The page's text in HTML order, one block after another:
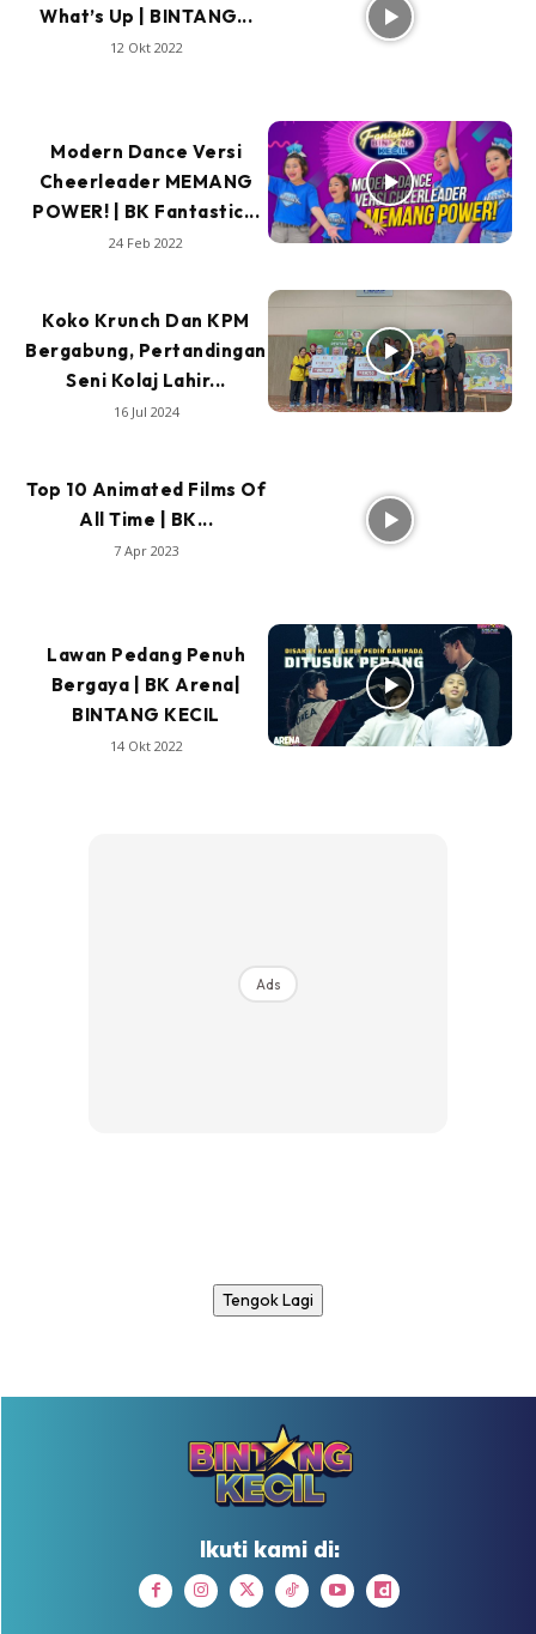
What’s Up | BINTANG...
12 Okt 2022
Modern Dance Versi
Cheerleader MEMANG
POWER! | BK Fantastic...
24 Feb 2022
Koko Krunch Dan KPM
Bergabung, Pertandingan
Seni Kolaj Lahir...
16 Jul 2024
Top 10 Animated Films Of
All Time | BK...
7 Apr 2023
Lawan Pedang Penuh
Bergaya | BK Arena|
BINTANG KECIL
14 Okt 2022
Ads
Tengok Lagi
Ikuti kami di: